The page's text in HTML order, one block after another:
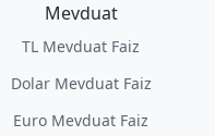
Mevduat
TL Mevduat Faiz
Dolar Mevduat Faiz
Euro Mevduat Faiz